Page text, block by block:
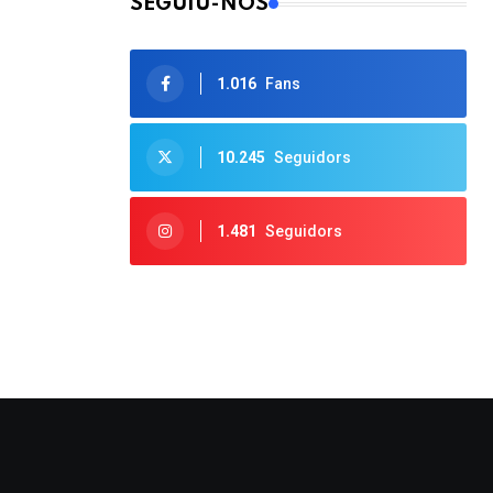
1.016 Fans
10.245 Seguidors
1.481 Seguidors